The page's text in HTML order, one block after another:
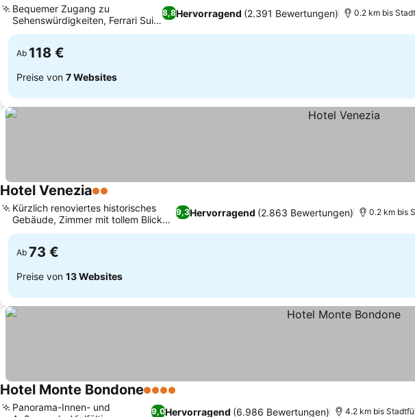
8,8Hervorragend (2.391 Bewertungen)
Bequemer Zugang zu
Sehenswürdigkeiten, Ferrari Suite
mit Stadtblick
0.2 km bis
Ab 118 €
Preise von 7 Websites
Hotel Venezia2 Sterne
9,3Hervorragend (2.863 Bewertungen)
Kürzlich renoviertes historisches
Gebäude, Zimmer mit tollem Blick
auf den Platz
0.2 km bis
Ab 73 €
Preise von 13 Websites
Hotel Monte Bondone4 Sterne
9,0Hervorragend (6.986 Bewertungen)
Panorama-Innen- und
4.2 km bis